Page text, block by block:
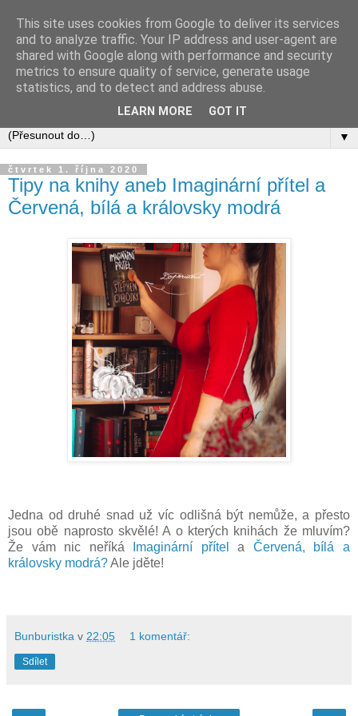
▼
čtvrtek 1. října 2020
Tipy na knihy aneb Imaginární přítel a
Červená, bílá a královsky modrá
Jedna od druhé snad už víc odlišná být nemůže, a přesto
jsou obě naprosto skvělé! A o kterých knihách že mluvím?
Že vám nic neříká Imaginární přítela Červená, bílá a
královsky modrá?Ale jděte!
Bunburistka v 22:05 1 komentář:
Sdílet
This site uses cookies from Google to deliver its services
and to analyze traffic. Your IP address and user-agent are
shared with Google along with performance and security
metrics to ensure quality of service, generate usage
statistics, and to detect and address abuse.
LEARN MORE GOT IT